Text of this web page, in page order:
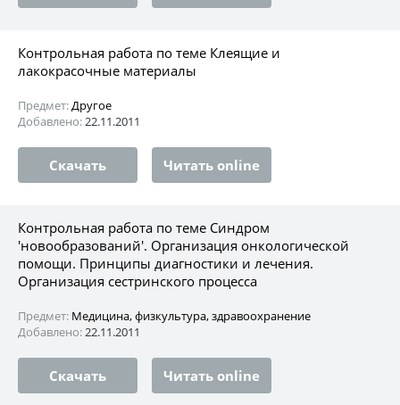
Контрольная работа по теме Клеящие и
лакокрасочные материалы
Предмет:Другое
Добавлено:22.11.2011
Скачать Читать online
Контрольная работа по теме Синдром
'новообразований'. Организация онкологической
помощи. Принципы диагностики и лечения.
Организация сестринского процесса
Предмет: Медицина, физкультура, здравоохранение
Добавлено:22.11.2011
Скачать Читать online